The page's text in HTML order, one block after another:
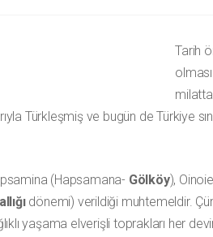
Tarih
Türkleşmiş ve bugün de Türkiye
(Hapsamana- Gölköy),
dönemi) verildiği muhtemeldir.
yaşama elverişli toprakları her